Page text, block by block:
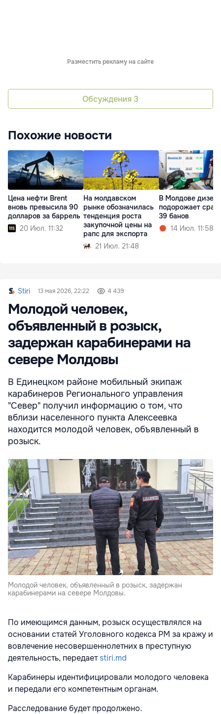
Разместить рекламу на сайте
Обсуждения 3
Похожие новости
Цена нефти Brent
вновь превысила 90
долларов за баррель
20 Июл. 11:32
На молдавском
рынке обозначилась
тенденция роста
закупочной цены на
рапс для экспорта
21 Июл. 21:48
В Молдове дизель
подорожает
39 банов
14 Июл. 11:58
Stiri 13 мая 2026, 22:22 4 439
Молодой человек,
объявленный в розыск,
задержан карабинерами на
севере Молдовы
В Единецком районе мобильный экипаж
карабинеров Регионального управления
"Север" получил информацию о том, что
вблизи населенного пункта Алексеевка
находится молодой человек, объявленный в
розыск.
Молодой человек, объявленный в розыск, задержан
карабинерами на севере Молдовы.
По имеющимся данным, розыск осуществлялся на
основании статей Уголовного кодекса РМ за кражу и
вовлечение несовершеннолетних в преступную
деятельность, передаетstiri.md
Карабинеры идентифицировали молодого человека
и передали его компетентным органам.
Расследование будет продолжено.